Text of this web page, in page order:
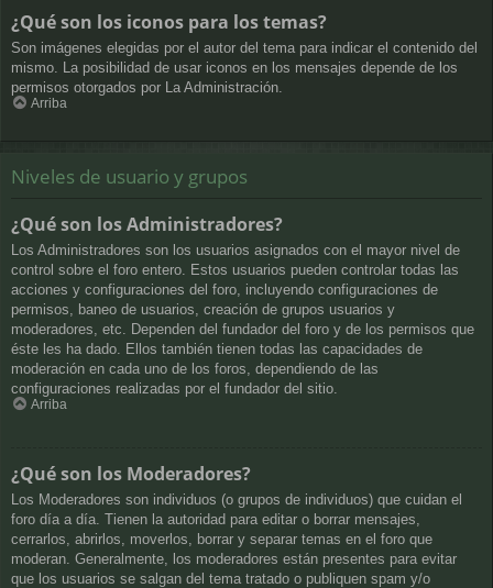
¿Qué son los iconos para los temas?
Son imágenes elegidas por el autor del tema para indicar el contenido del
mismo. La posibilidad de usar iconos en los mensajes depende de los
permisos otorgados por La Administración.
Arriba
Niveles de usuario y grupos
¿Qué son los Administradores?
Los Administradores son los usuarios asignados con el mayor nivel de
control sobre el foro entero. Estos usuarios pueden controlar todas las
acciones y configuraciones del foro, incluyendo configuraciones de
permisos, baneo de usuarios, creación de grupos usuarios y
moderadores, etc. Dependen del fundador del foro y de los permisos que
éste les ha dado. Ellos también tienen todas las capacidades de
moderación en cada uno de los foros, dependiendo de las
configuraciones realizadas por el fundador del sitio.
Arriba
¿Qué son los Moderadores?
Los Moderadores son individuos (o grupos de individuos) que cuidan el
foro día a día. Tienen la autoridad para editar o borrar mensajes,
cerrarlos, abrirlos, moverlos, borrar y separar temas en el foro que
moderan. Generalmente, los moderadores están presentes para evitar
que los usuarios se salgan del tema tratado o publiquen spam y/o